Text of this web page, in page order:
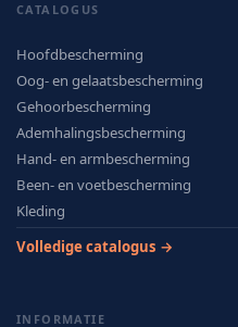
CATALOGUS
Hoofdbescherming
Oog- en gelaatsbescherming
Gehoorbescherming
Ademhalingsbescherming
Hand- en armbescherming
Been- en voetbescherming
Kleding
Volledige catalogus →
INFORMATIE